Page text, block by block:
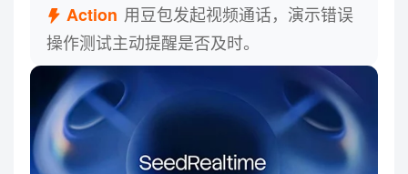
Action 用豆包发起视频通话，演示错误
操作测试主动提醒是否及时。